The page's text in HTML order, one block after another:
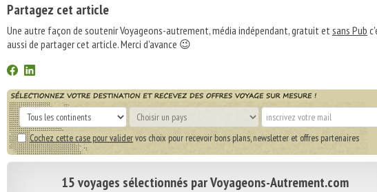
Partagez cet article
Une autre façon de soutenir Voyageons-autrement, média indépendant, gratuit etsans Pub
aussi de partager cet article. Merci d'avance 😉
Cochez cette case pour validervos choix pour recevoir bons plans, newsletter et offres partenaires
15 voyages sélectionnés par Voyageons-Autrement.com